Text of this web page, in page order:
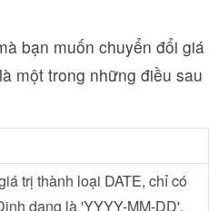
bạn muốn chuyển đổi giá
một trong những điều sau
trị thành loại DATE, chỉ có
dạng là 'YYYY-MM-DD'.